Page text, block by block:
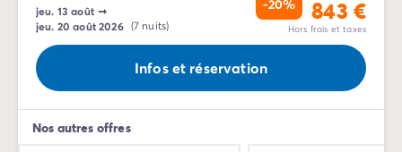
Nos formules de restauration
Avant de partir
Les modes de paiement
Paiement en plusieurs fois
Acheter un mobil-home
jeu. 13 août ➞
jeu. 20 août 2026 (7 nuits)
-20% 843 €
Hors frais et taxes
Infos et réservation
Nos autres offres